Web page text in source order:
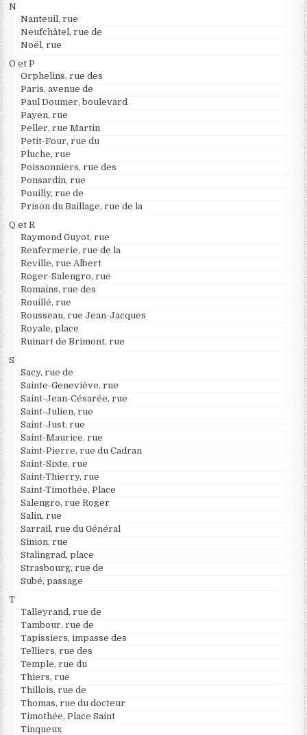
N
Nanteuil, rue
Neufchâtel, rue de
Noël, rue
O et P
Orphelins, rue des
Paris, avenue de
Paul Doumer, boulevard
Payen, rue
Peller, rue Martin
Petit-Four, rue du
Pluche, rue
Poissonniers, rue des
Ponsardin, rue
Pouilly, rue de
Prison du Baillage, rue de la
Q et R
Raymond Guyot, rue
Renfermerie, rue de la
Reville, rue Albert
Roger-Salengro, rue
Romains, rue des
Rouillé, rue
Rousseau, rue Jean-Jacques
Royale, place
Ruinart de Brimont, rue
S
Sacy, rue de
Sainte-Geneviève, rue
Saint-Jean-Césarée, rue
Saint-Julien, rue
Saint-Just, rue
Saint-Maurice, rue
Saint-Pierre, rue du Cadran
Saint-Sixte, rue
Saint-Thierry, rue
Saint-Timothée, Place
Salengro, rue Roger
Salin, rue
Sarrail, rue du Général
Simon, rue
Stalingrad, place
Strasbourg, rue de
Subé, passage
T
Talleyrand, rue de
Tambour, rue de
Tapissiers, impasse des
Telliers, rue des
Temple, rue du
Thiers, rue
Thillois, rue de
Thomas, rue du docteur
Timothée, Place Saint
Tinqueux